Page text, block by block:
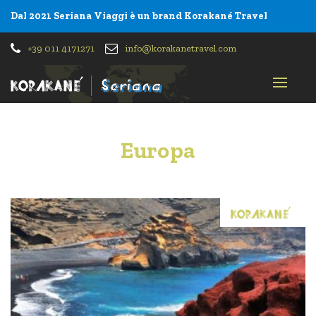
Dal 2021 Seriana Viaggi è un brand Korakané Travel
+39 011 4171271 info@korakanetravel.com
Europa